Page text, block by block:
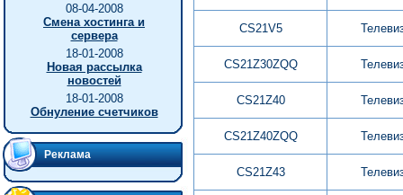
08-04-2008
Смена хостинга и
сервера
18-01-2008
Новая рассылка
новостей
18-01-2008
Обнуление счетчиков
Реклама
CS21V5
CS21Z30ZQQ
CS21Z40
CS21Z40ZQQ
CS21Z43